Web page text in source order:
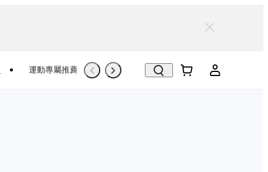
運動專屬推薦 Trade-In 翻新機